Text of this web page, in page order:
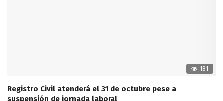
181
Registro Civil atenderá el 31 de octubre pese a
suspensión de jornada laboral